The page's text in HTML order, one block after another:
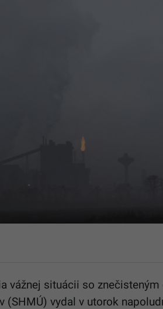
vážnej situácii so znečisteným
vydal v utorok